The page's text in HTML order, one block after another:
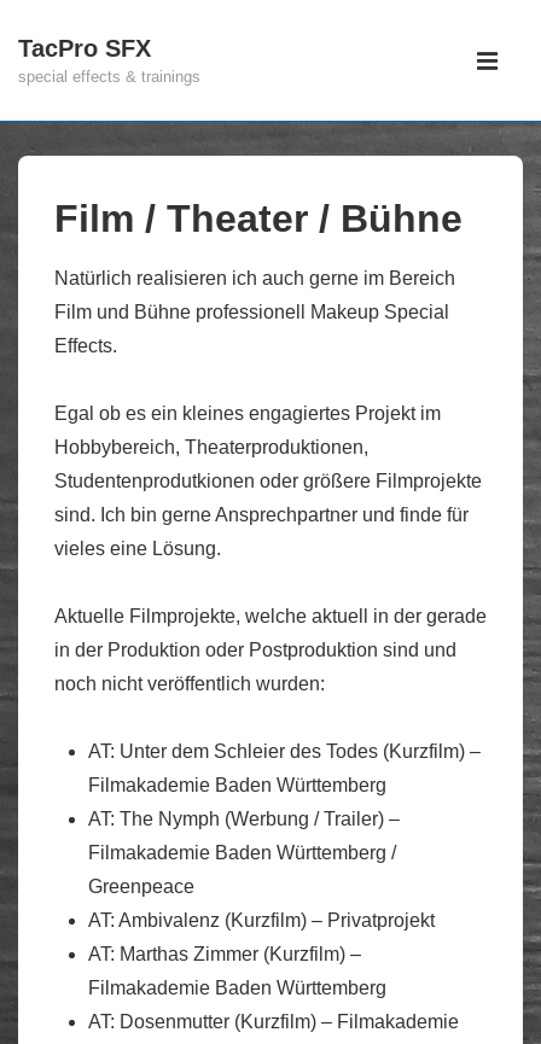
Zum
Inhalt
TacPro SFX
special effects & trainings
Film / Theater / Bühne
Natürlich realisieren ich auch gerne im Bereich
Film und Bühne professionell Makeup Special
Effects.
Egal ob es ein kleines engagiertes Projekt im
Hobbybereich, Theaterproduktionen,
Studentenprodutkionen oder größere Filmprojekte
sind. Ich bin gerne Ansprechpartner und finde für
vieles eine Lösung.
Aktuelle Filmprojekte, welche aktuell in der gerade
in der Produktion oder Postproduktion sind und
noch nicht veröffentlich wurden:
AT: Unter dem Schleier des Todes (Kurzfilm) –
Filmakademie Baden Württemberg
AT: The Nymph (Werbung / Trailer) –
Filmakademie Baden Württemberg /
Greenpeace
AT: Ambivalenz (Kurzfilm) – Privatprojekt
AT: Marthas Zimmer (Kurzfilm) –
Filmakademie Baden Württemberg
AT: Dosenmutter (Kurzfilm) – Filmakademie